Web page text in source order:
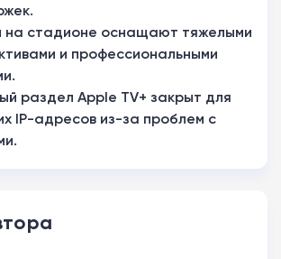
на стадионе оснащают тяжелыми
и профессиональными
раздел Apple TV+ закрыт для
IP-адресов из-за проблем с